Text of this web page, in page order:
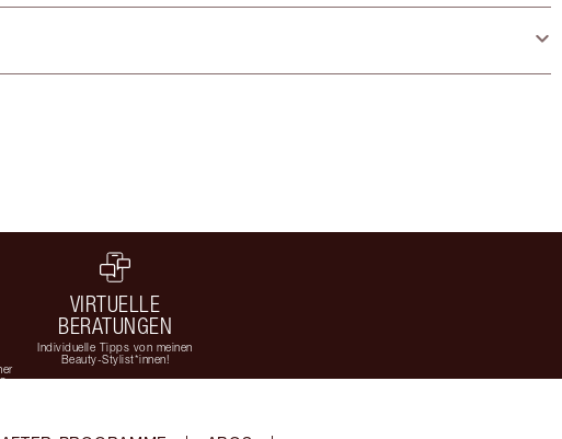
VIRTUELLE
BERATUNGEN
Individuelle Tipps von meinen
Beauty-Stylist*innen!